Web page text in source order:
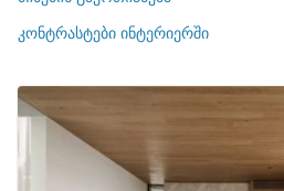
ბ
ი
კონტრასტები ინტერიერში